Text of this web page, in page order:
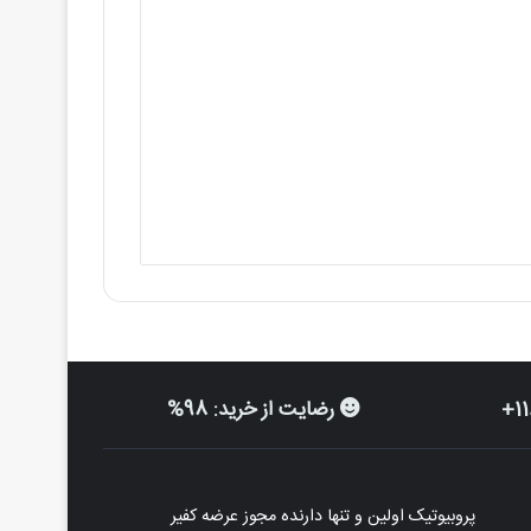
رضایت از خرید: 98%
پروبیوتیک اولین و تنها دارنده مجوز عرضه کفیر